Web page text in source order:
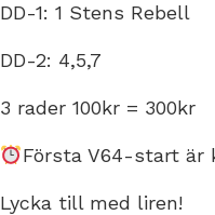
DD-1: 1 Stens Rebell
DD-2: 4,5,7
3 rader 100kr = 300kr
Första V64-start är
Lycka till med liren!